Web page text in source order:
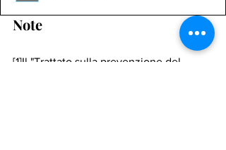
Note
[1]Il "Trattato sulla prevenzione del